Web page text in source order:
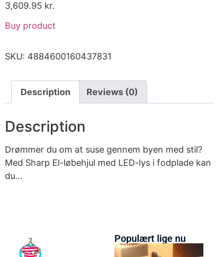
3,609.95 kr.
Buy product
SKU: 4884600160437831
Description Reviews (0)
Description
Drømmer du om at suse gennem byen med stil?
Med Sharp El-løbehjul med LED-lys i fodplade kan
du…
Populært lige nu